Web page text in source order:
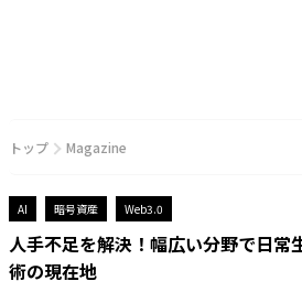
トップ Magazine
AI 暗号資産 Web3.0
人手不足を解決！幅広い分野で日常
術の現在地